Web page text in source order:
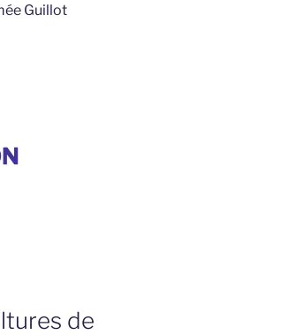
Guillot
de